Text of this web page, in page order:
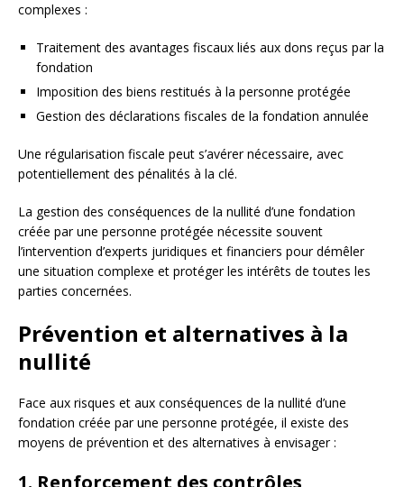
complexes :
Traitement des avantages fiscaux liés aux dons reçus par la
fondation
Imposition des biens restitués à la personne protégée
Gestion des déclarations fiscales de la fondation annulée
Une régularisation fiscale peut s’avérer nécessaire, avec
potentiellement des pénalités à la clé.
La gestion des conséquences de la nullité d’une fondation
créée par une personne protégée nécessite souvent
l’intervention d’experts juridiques et financiers pour démêler
une situation complexe et protéger les intérêts de toutes les
parties concernées.
Prévention et alternatives à la
nullité
Face aux risques et aux conséquences de la nullité d’une
fondation créée par une personne protégée, il existe des
moyens de prévention et des alternatives à envisager :